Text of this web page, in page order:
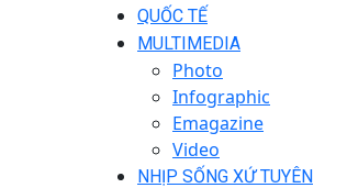
QUỐC TẾ
MULTIMEDIA
Photo
Infographic
Emagazine
Video
NHỊP SỐNG XỨ TUYÊN